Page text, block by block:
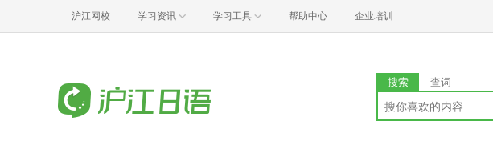
沪江网校 学习资讯 学习工具 帮助中心 企业培训
搜索 查词